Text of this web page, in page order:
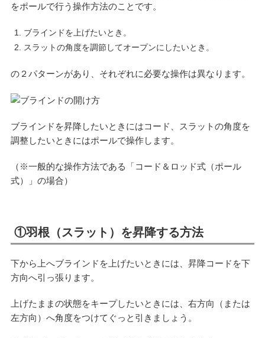
をポールで行う操作方法のことです。
ブラインドを上げたいとき。
スラットの角度を調節してオープンにしたいとき。
の２パターンがあり、それぞれに必要な操作は異なります。
ブラインドを昇降したいときにはコード、スラットの角度を
調整したいときにはポールで操作します。
（※一般的な操作方法である「コード＆ロッド式（ポール
式）」の場合）
①羽根（スラット）を昇降する方法
下から上へブラインドを上げたいときには、昇降コードを下
方向へ引っ張ります。
上げたままの状態をキープしたいときには、右方向（または
左方向）へ角度をつけてぐっと引きましょう。